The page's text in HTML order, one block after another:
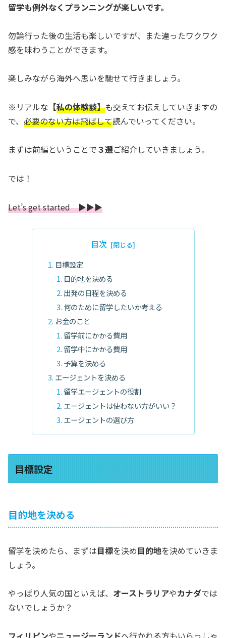
留学も例外なくプランニングが楽しいです。
勿論行った後の生活も楽しいですが、また違ったワクワク
感を味わうことができます。
楽しみながら海外へ思いを馳せて行きましょう。
※リアルな 【私の体験談】も交えてお伝えしていきますの
で、 必要のない方は飛ばして読んでいってください。
まずは前編ということで３選ご紹介していきましょう。
では！
Let’s get started ▶︎▶︎▶︎
目次
目標設定
目的地を決める
出発の日程を決める
何のために留学したいか考える
お金のこと
留学前にかかる費用
留学中にかかる費用
予算を決める
エージェントを決める
留学エージェントの役割
エージェントは使わない方がいい？
エージェントの選び方
目標設定
目的地を決める
留学を決めたら、まずは目標を決め目的地を決めていきま
しょう。
やっぱり人気の国といえば、 オーストラリアやカナダでは
ないでしょうか？